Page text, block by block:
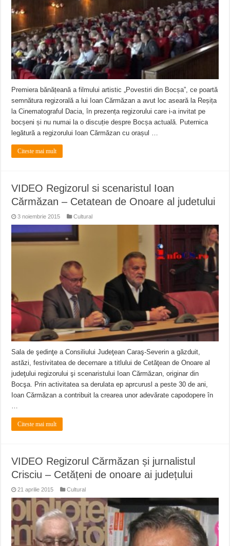
ANUNŢ OPRIRE APĂ în CARANSEBEȘ avarie
ANUNȚ OPRIRE APĂ în Reșița, cartier Țerova – avarie – 04.08.2026
Premiera bănățeană a filmului artistic „Povestiri din Bocșa”, ce poartă
semnătura regizorală a lui Ioan Cărmăzan a avut loc aseară la Reșița
la Cinematograful Dacia, în prezența regizorului care i-a invitat pe
bocșeni și nu numai la o discuție despre Bocșa actuală. Puternica
legătură a regizorului Ioan Cărmăzan cu orașul …
Citeste mai mult
VIDEO Regizorul si scenaristul Ioan
Cărmăzan – Cetatean de Onoare al judetului
3 noiembrie 2015 Cultural
Sala de şedinţe a Consiliului Judeţean Caraş-Severin a găzduit,
astăzi, festivitatea de decernare a titlului de Cetăţean de Onoare al
judeţului regizorului şi scenaristului Ioan Cărmăzan, originar din
Bocşa. Prin activitatea sa derulata ep aprcurusl a peste 30 de ani,
Ioan Cărmăzan a contribuit la crearea unor adevărate capodopere în
…
Citeste mai mult
VIDEO Regizorul Cărmăzan și jurnalistul
Crisciu – Cetățeni de onoare ai județului
21 aprilie 2015 Cultural